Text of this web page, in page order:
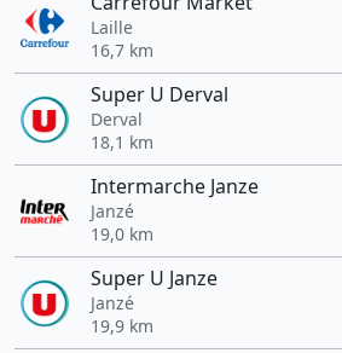
Laille
16,7 km
Super U Derval
Derval
18,1 km
Intermarche Janze
Janzé
19,0 km
Super U Janze
Janzé
19,9 km